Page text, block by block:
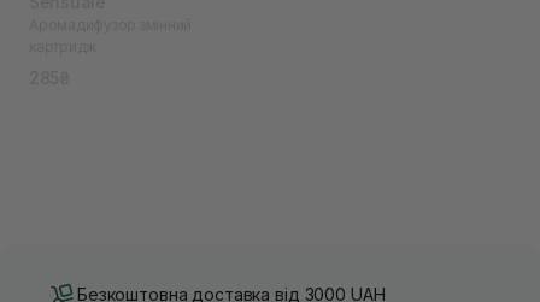
Безкоштовна доставка від 3000 UAH